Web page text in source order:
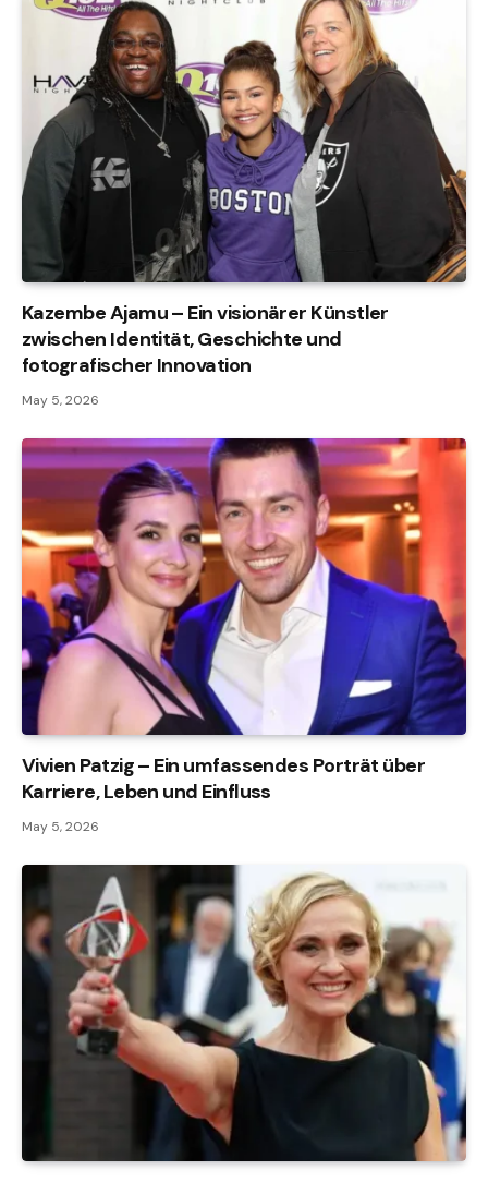
Kazembe Ajamu – Ein visionärer Künstler
zwischen Identität, Geschichte und
fotografischer Innovation
May 5, 2026
Vivien Patzig – Ein umfassendes Porträt über
Karriere, Leben und Einfluss
May 5, 2026